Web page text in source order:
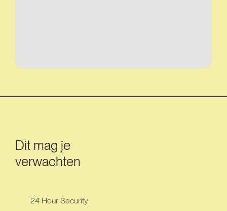
Dit mag je
verwachten
24 Hour Security